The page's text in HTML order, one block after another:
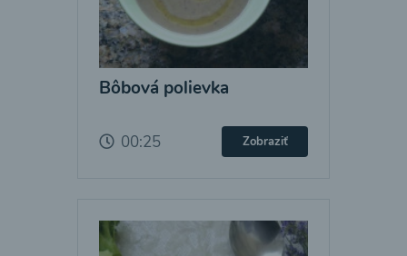
Bôbová polievka
00:25 Zobraziť